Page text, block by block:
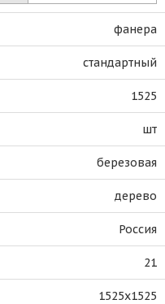
фанера
стандартный
1525
шт
березовая
дерево
Россия
21
1525х1525